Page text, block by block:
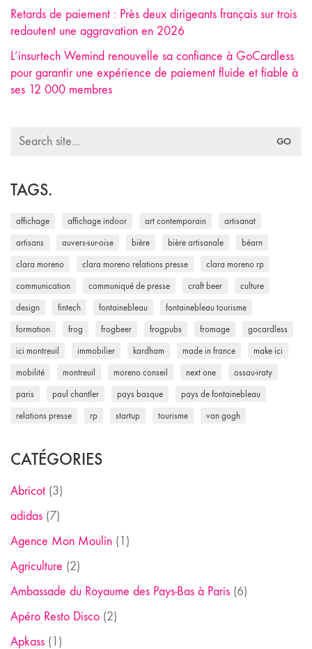
Retards de paiement : Près deux dirigeants français sur trois
redoutent une aggravation en 2026
L’insurtech Wemind renouvelle sa confiance à GoCardless
pour garantir une expérience de paiement fluide et fiable à
ses 12 000 membres
Search
TAGS.
affichage affichage indoor art contemporain artisanat
artisans auvers-sur-oise bière bière artisanale béarn
clara moreno clara moreno relations presse clara moreno rp
communication communiqué de presse craft beer culture
design fintech fontainebleau fontainebleau tourisme
formation frog frogbeer frogpubs fromage gocardless
ici montreuil immobilier kardham made in france make ici
mobilité montreuil moreno conseil next one ossau-iraty
paris paul chantler pays basque pays de fontainebleau
relations presse rp startup tourisme van gogh
CATÉGORIES
Abricot (3)
adidas (7)
Agence Mon Moulin (1)
Agriculture (2)
Ambassade du Royaume des Pays-Bas à Paris (6)
Apéro Resto Disco (2)
Apkass (1)